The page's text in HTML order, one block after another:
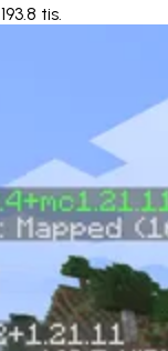
193.8 tis.